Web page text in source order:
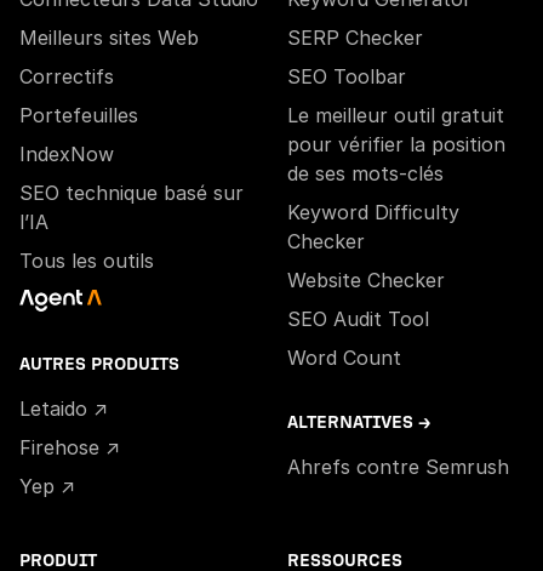
Meilleurs sites Web
Correctifs
Portefeuilles
IndexNow
SEO technique basé sur
l’IA
Tous les outils
AUTRES PRODUITS
Letaido ↗
Firehose ↗
Yep ↗
SERP Checker
SEO Toolbar
Le meilleur outil gratuit
pour vérifier la position
de ses mots-clés
Keyword Difficulty
Checker
Website Checker
SEO Audit Tool
Word Count
ALTERNATIVES →
Ahrefs contre Semrush
PRODUIT RESSOURCES